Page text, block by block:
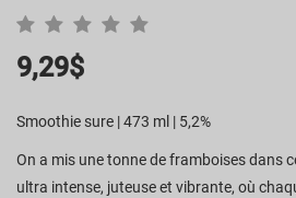
9,29$
Smoothie sure | 473 ml | 5,2%
On a mis une tonne de framboises dans
ultra intense, juteuse et vibrante, où